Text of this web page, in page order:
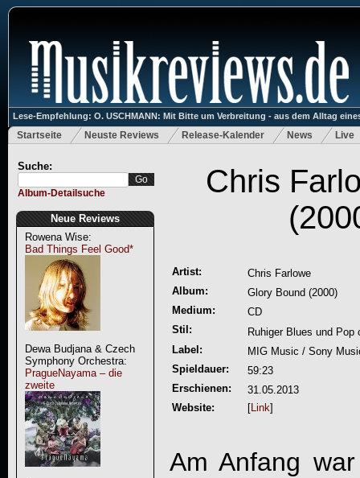
Lese-Empfehlung: O. USCHMANN: Mit Bitte um Verbreitung - aus dem Alltag
Startseite Neuste Reviews Release-Kalender News Live
Suche:
Album-Detailsuche
Neue Reviews
Rowena Wise:
Bad Things Feel Good*
Dewa Budjana & Czech
Symphony Orchestra:
PragueNayama – die
zweite
Chris
Artist:
Chris Farlowe
Album:
Glory Bound (2000)
Medium:
CD
Stil:
Ruhiger Blues und Pop
Label:
MIG Music / Sony
Spieldauer:
59:23
Erschienen:
31.05.2013
Website:
[Link]
Am Anfang